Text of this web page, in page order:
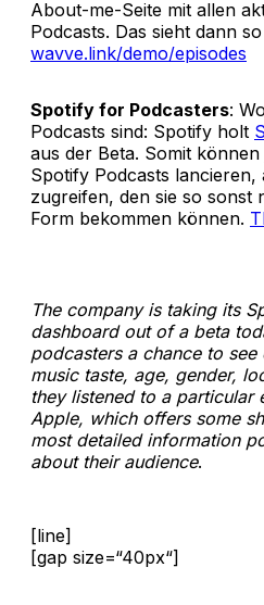
About-me-Seite mit allen
Podcasts. Das sieht dann
wavve.link/demo/episodes
Spotify for Podcasters:
Podcasts sind: Spotify holt
aus der Beta. Somit
Spotify Podcasts
zugreifen, den sie so sonst
Form bekommen können.
The company is taking its
dashboard out of a beta
podcasters a chance to see
music taste, age, gender,
they listened to a particular
Apple, which offers some
most detailed information
about their audience.
[line]
[gap size=“40px“]